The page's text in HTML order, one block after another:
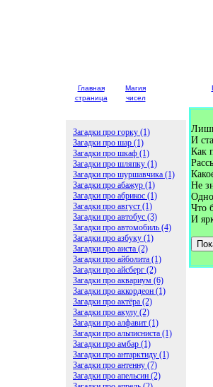
Главная
страница
Магия
чисел
Загадки про горку (1)
Загадки про шар (1)
Загадки про шкаф (1)
Загадки про шляпку (1)
Загадки про шуршавчика (1)
Загадки про абажур (1)
Загадки про абрикос (1)
Загадки про август (1)
Загадки про автобус (3)
Загадки про автомобиль (4)
Загадки про азбуку (1)
Загадки про аиста (2)
Загадки про айболита (1)
Загадки про айсберг (2)
Загадки про аквариум (6)
Загадки про аккордеон (1)
Загадки про актёра (2)
Загадки про акулу (2)
Загадки про алфавит (1)
Загадки про альписниста (1)
Загадки про амбар (1)
Загадки про антарктиду (1)
Загадки про антенну (7)
Загадки про апельсин (2)
И
Как
Не
Что
И